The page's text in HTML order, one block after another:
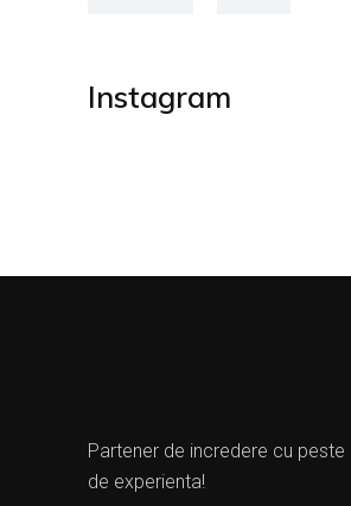
Instagram
Partener de incredere cu peste
de experienta!